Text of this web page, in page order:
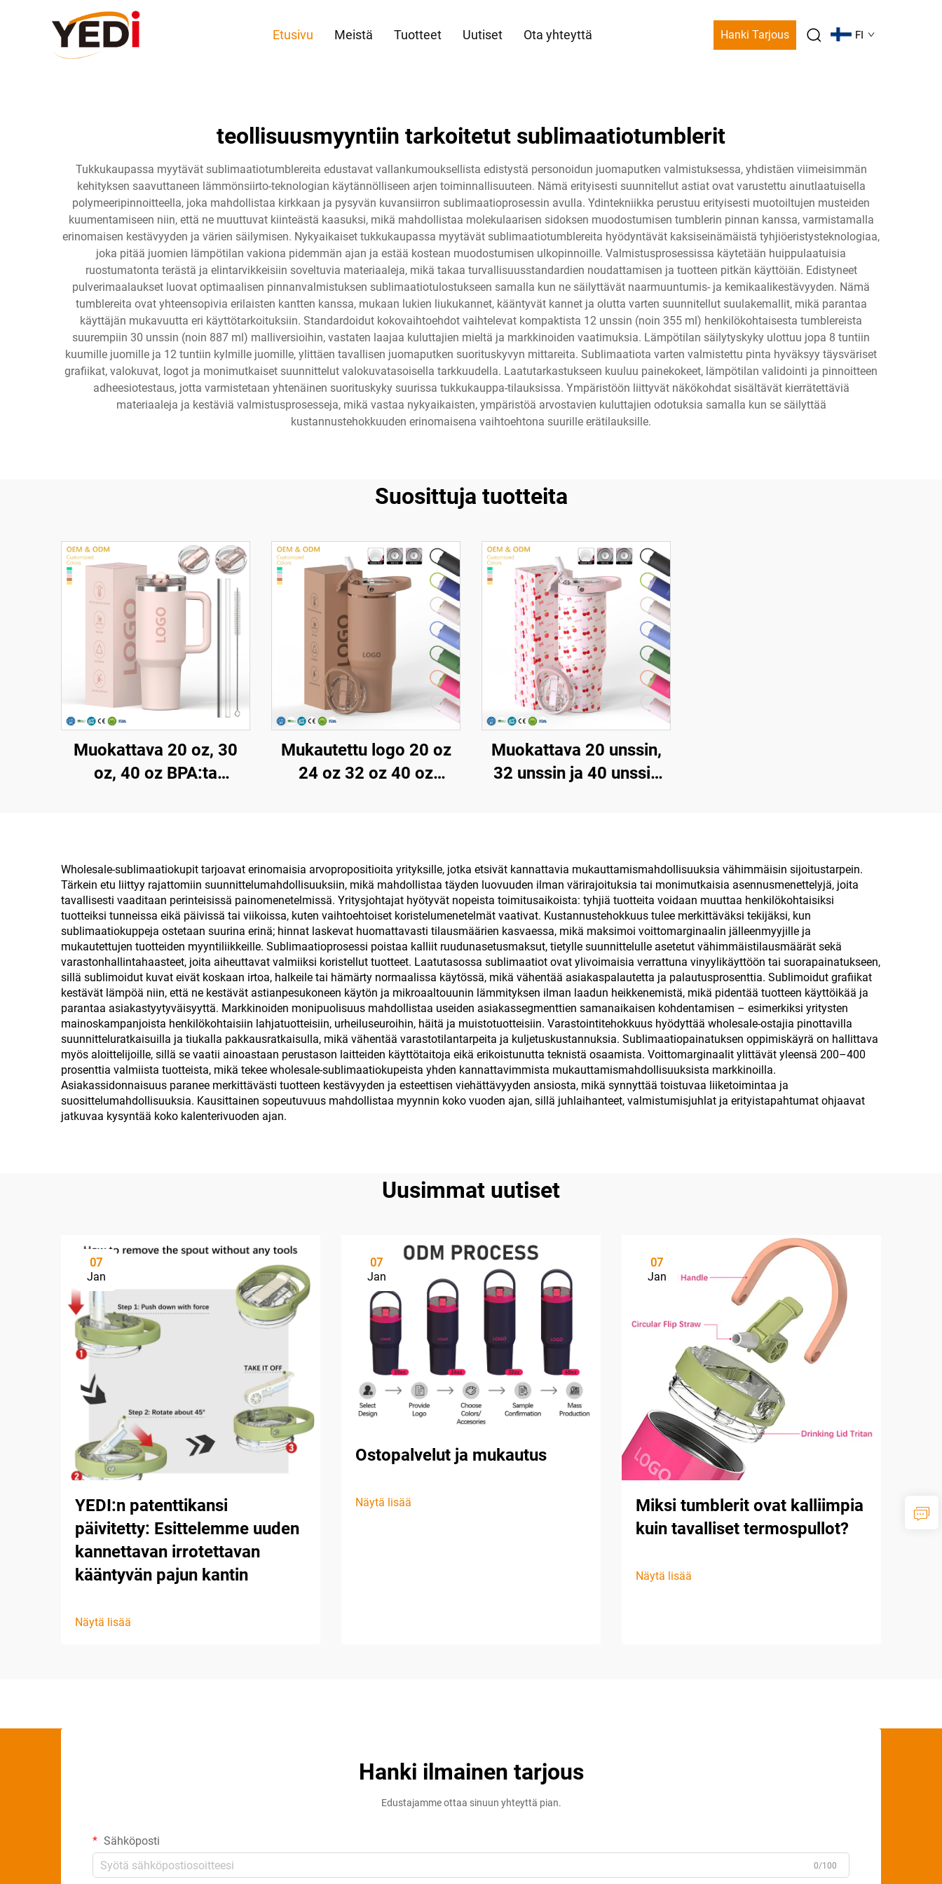
Etusivu Meistä Tuotteet Uutiset Ota yhteyttä Hanki Tarjous FI
teollisuusmyyntiin tarkoitetut sublimaatiotumblerit
Tukkukaupassa myytävät sublimaatiotumblereita edustavat vallankumouksellista edistystä personoidun juomaputken valmistuksessa, yhdistäen viimeisimmän
kehityksen saavuttaneen lämmönsiirto-teknologian käytännölliseen arjen toiminnallisuuteen. Nämä erityisesti suunnitellut astiat ovat varustettu ainutlaatuisella
polymeeripinnoitteella, joka mahdollistaa kirkkaan ja pysyvän kuvansiirron sublimaatioprosessin avulla. Ydintekniikka perustuu erityisesti muotoiltujen musteiden
kuumentamiseen niin, että ne muuttuvat kiinteästä kaasuksi, mikä mahdollistaa molekulaarisen sidoksen muodostumisen tumblerin pinnan kanssa, varmistamalla
erinomaisen kestävyyden ja värien säilymisen. Nykyaikaiset tukkukaupassa myytävät sublimaatiotumblereita hyödyntävät kaksiseinämäistä tyhjiöeristysteknologiaa,
joka pitää juomien lämpötilan vakiona pidemmän ajan ja estää kostean muodostumisen ulkopinnoille. Valmistusprosessissa käytetään huippulaatuisia
ruostumatonta terästä ja elintarvikkeisiin soveltuvia materiaaleja, mikä takaa turvallisuusstandardien noudattamisen ja tuotteen pitkän käyttöiän. Edistyneet
pulverimaalaukset luovat optimaalisen pinnanvalmistuksen sublimaatiotulostukseen samalla kun ne säilyttävät naarmuuntumis- ja kemikaalikestävyyden. Nämä
tumblereita ovat yhteensopivia erilaisten kantten kanssa, mukaan lukien liukukannet, kääntyvät kannet ja olutta varten suunnitellut suulakemallit, mikä parantaa
käyttäjän mukavuutta eri käyttötarkoituksiin. Standardoidut kokovaihtoehdot vaihtelevat kompaktista 12 unssin (noin 355 ml) henkilökohtaisesta tumblereista
suurempiin 30 unssin (noin 887 ml) malliversioihin, vastaten laajaa kuluttajien mieltä ja markkinoiden vaatimuksia. Lämpötilan säilytyskyky ulottuu jopa 8 tuntiin
kuumille juomille ja 12 tuntiin kylmille juomille, ylittäen tavallisen juomaputken suorituskyvyn mittareita. Sublimaatiota varten valmistettu pinta hyväksyy täysväriset
grafiikat, valokuvat, logot ja monimutkaiset suunnittelut valokuvatasoisella tarkkuudella. Laatutarkastukseen kuuluu painekokeet, lämpötilan validointi ja pinnoitteen
adheesiotestaus, jotta varmistetaan yhtenäinen suorituskyky suurissa tukkukauppa-tilauksissa. Ympäristöön liittyvät näkökohdat sisältävät kierrätettäviä
materiaaleja ja kestäviä valmistusprosesseja, mikä vastaa nykyaikaisten, ympäristöä arvostavien kuluttajien odotuksia samalla kun se säilyttää
kustannustehokkuuden erinomaisena vaihtoehtona suurille erätilauksille.
Suosittuja tuotteita
Muokattava 20 oz, 30
oz, 40 oz BPA:ta
teräksestä valmistettu
kuppi/kannu
vuotosuojatulla kannella,
pajulla ja kahvalla
matkakäyttöön
Mukautettu logo 20 oz
24 oz 32 oz 40 oz
ruostumattomasta
teräksestä,
tyhjiöeristetty muki
Muokattava 20 unssin,
32 unssin ja 40 unssin
kääntyvällä
pajonillakannella,
ruostumaton teräksinen
matkamuki kädellä,
kuumalle ja kylmälle
Wholesale-sublimaatiokupit tarjoavat erinomaisia arvopropositioita yrityksille, jotka etsivät kannattavia mukauttamismahdollisuuksia vähimmäisin sijoitustarpein.
Tärkein etu liittyy rajattomiin suunnittelumahdollisuuksiin, mikä mahdollistaa täyden luovuuden ilman värirajoituksia tai monimutkaisia asennusmenettelyjä, joita
tavallisesti vaaditaan perinteisissä painomenetelmissä. Yritysjohtajat hyötyvät nopeista toimitusaikoista: tyhjiä tuotteita voidaan muuttaa henkilökohtaisiksi
tuotteiksi tunneissa eikä päivissä tai viikoissa, kuten vaihtoehtoiset koristelumenetelmät vaativat. Kustannustehokkuus tulee merkittäväksi tekijäksi, kun
sublimaatiokuppeja ostetaan suurina erinä; hinnat laskevat huomattavasti tilausmäärien kasvaessa, mikä maksimoi voittomarginaalin jälleenmyyjille ja
mukautettujen tuotteiden myyntiliikkeille. Sublimaatioprosessi poistaa kalliit ruudunasetusmaksut, tietylle suunnittelulle asetetut vähimmäistilausmäärät sekä
varastonhallintahaasteet, joita aiheuttavat valmiiksi koristellut tuotteet. Laatutasossa sublimaatiot ovat ylivoimaisia verrattuna vinyylikäyttöön tai suorapainatukseen,
sillä sublimoidut kuvat eivät koskaan irtoa, halkeile tai hämärty normaalissa käytössä, mikä vähentää asiakaspalautetta ja palautusprosenttia. Sublimoidut grafiikat
kestävät lämpöä niin, että ne kestävät astianpesukoneen käytön ja mikroaaltouunin lämmityksen ilman laadun heikkenemistä, mikä pidentää tuotteen käyttöikää ja
parantaa asiakastyytyväisyyttä. Markkinoiden monipuolisuus mahdollistaa useiden asiakassegmenttien samanaikaisen kohdentamisen – esimerkiksi yritysten
mainoskampanjoista henkilökohtaisiin lahjatuotteisiin, urheiluseuroihin, häitä ja muistotuotteisiin. Varastointitehokkuus hyödyttää wholesale-ostajia pinottavilla
suunnitteluratkaisuilla ja tiukalla pakkausratkaisulla, mikä vähentää varastotilantarpeita ja kuljetuskustannuksia. Sublimaatiopainatuksen oppimiskäyrä on hallittava
myös aloittelijoille, sillä se vaatii ainoastaan perustason laitteiden käyttötaitoja eikä erikoistunutta teknistä osaamista. Voittomarginaalit ylittävät yleensä 200–400
prosenttia valmiista tuotteista, mikä tekee wholesale-sublimaatiokupeista yhden kannattavimmista mukauttamismahdollisuuksista markkinoilla.
Asiakassidonnaisuus paranee merkittävästi tuotteen kestävyyden ja esteettisen viehättävyyden ansiosta, mikä synnyttää toistuvaa liiketoimintaa ja
suosittelumahdollisuuksia. Kausittainen sopeutuvuus mahdollistaa myynnin koko vuoden ajan, sillä juhlaihanteet, valmistumisjuhlat ja erityistapahtumat ohjaavat
jatkuvaa kysyntää koko kalenterivuoden ajan.
Uusimmat uutiset
07
Jan
YEDI:n patenttikansi
päivitetty: Esittelemme uuden
kannettavan irrotettavan
kääntyvän pajun kantin
Näytä lisää
07
Jan
Ostopalvelut ja mukautus
Näytä lisää
07
Jan
Miksi tumblerit ovat kalliimpia
kuin tavalliset termospullot?
Näytä lisää
Hanki ilmainen tarjous
Edustajamme ottaa sinuun yhteyttä pian.
Sähköposti
0/100